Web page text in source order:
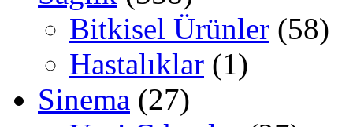
Bitkisel Ürünler (58)
Hastalıklar (1)
Sinema (27)